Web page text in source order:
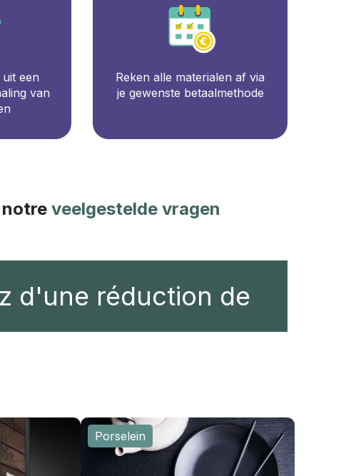
een
van
Reken alle materialen af via
je gewenste betaalmethode
veelgestelde vragen
d'une réduction de
Porselein